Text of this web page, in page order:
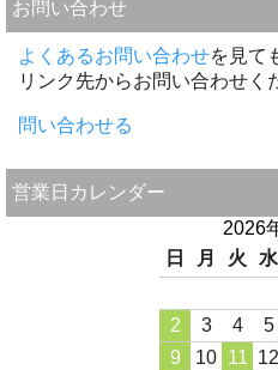
お問い合わせ
よくあるお問い合わせを見て
リンク先からお問い合わせく
問い合わせる
営業日カレンダー
2026
日
月 火 水
2
3 4 5
9
10 11 12